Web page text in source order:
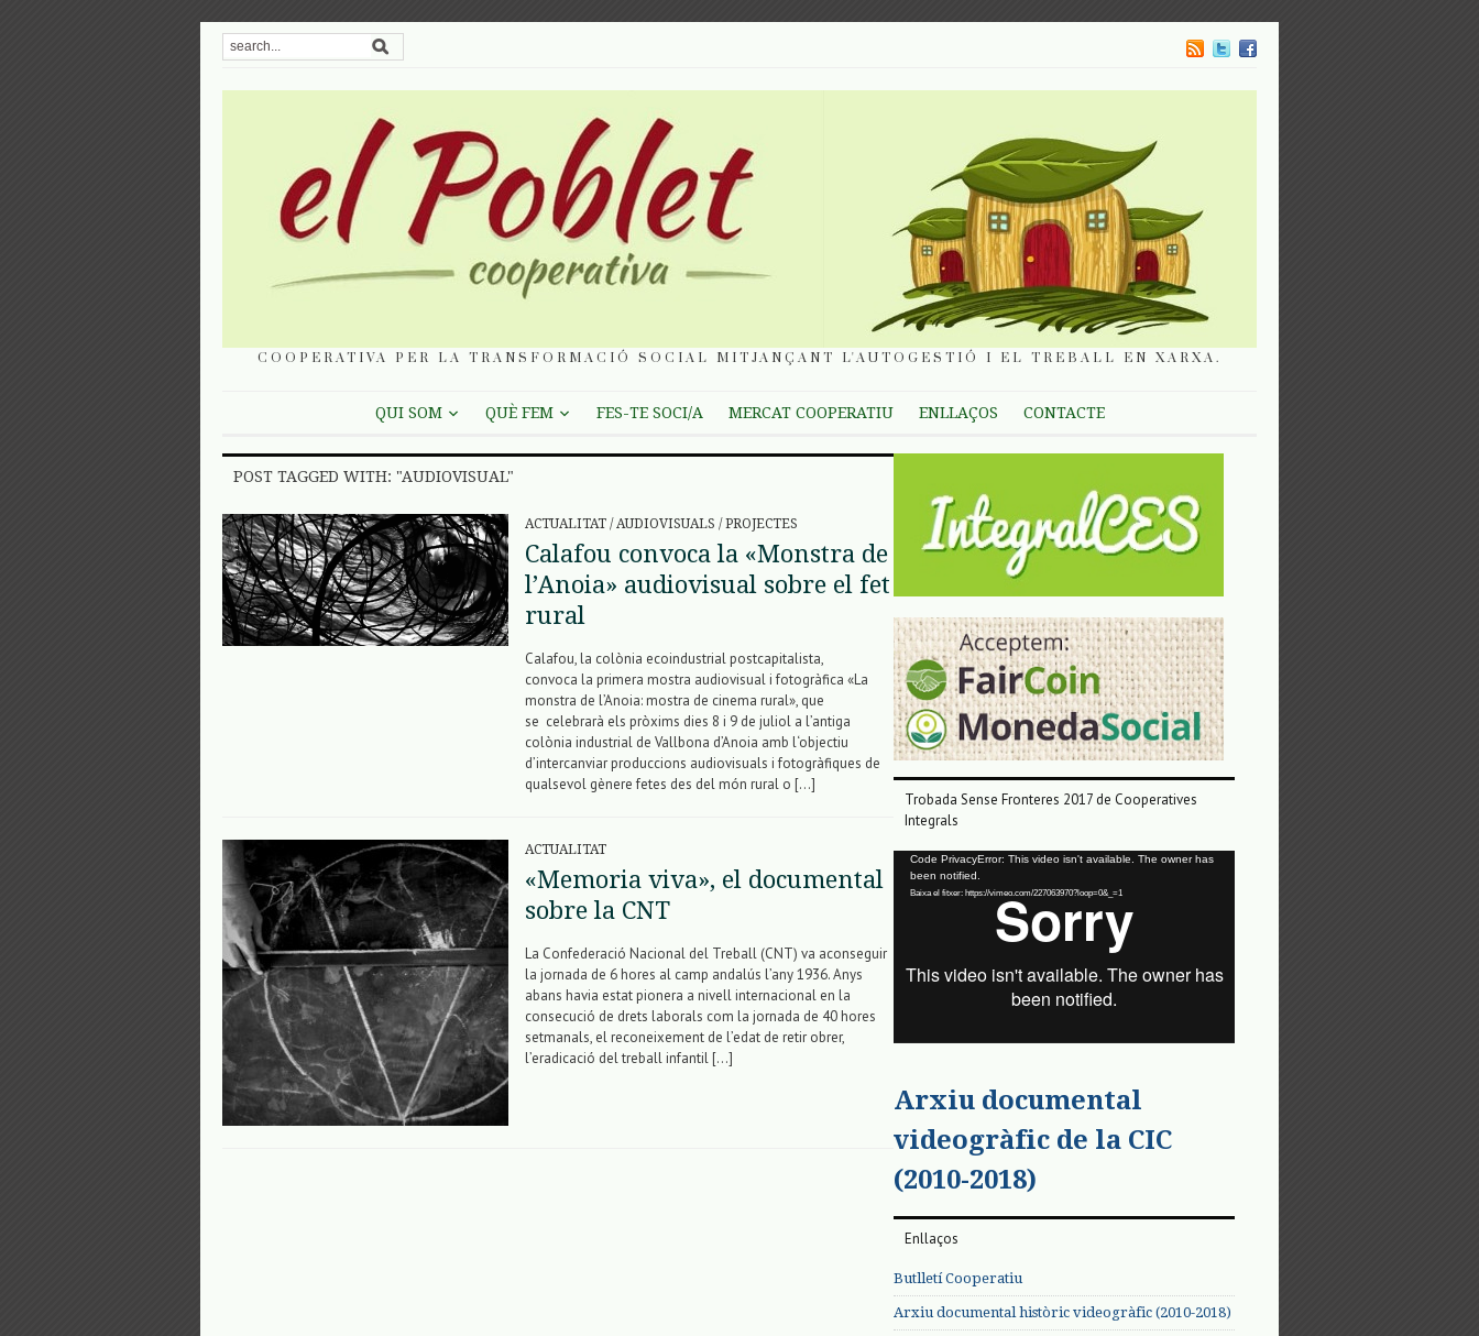
COOPERATIVA PER LA TRANSFORMACIÓ SOCIAL MITJANÇANT L'AUTOGESTIÓ I EL TREBALL EN XARXA.
QUI SOM QUÈ FEM FES-TE SOCI/A MERCAT COOPERATIU ENLLAÇOS CONTACTE
POST TAGGED WITH: "AUDIOVISUAL"
ACTUALITAT / AUDIOVISUALS / PROJECTES
Calafou convoca la «Monstra de
l’Anoia» audiovisual sobre el fet
rural
Calafou, la colònia ecoindustrial postcapitalista,
convoca la primera mostra audiovisual i fotogràfica «La
monstra de l’Anoia: mostra de cinema rural», que
se celebrarà els pròxims dies 8 i 9 de juliol a l’antiga
colònia industrial de Vallbona d’Anoia amb l‘objectiu
d’intercanviar produccions audiovisuals i fotogràfiques de
qualsevol gènere fetes des del món rural o […]
ACTUALITAT
«Memoria viva», el documental
sobre la CNT
La Confederació Nacional del Treball (CNT) va aconseguir
la jornada de 6 hores al camp andalús l’any 1936. Anys
abans havia estat pionera a nivell internacional en la
consecució de drets laborals com la jornada de 40 hores
setmanals, el reconeixement de l’edat de retir obrer,
l’eradicació del treball infantil […]
Trobada Sense Fronteres 2017 de Cooperatives
Integrals
Reproductor
vídeo
Code PrivacyError: This video isn't available. The owner has
been notified.
Baixa el fitxer: https://vimeo.com/227063970?loop=0&_=1
Arxiu documental
videogràfic de la CIC
(2010-2018)
Enllaços
Butlletí Cooperatiu
Arxiu documental històric videogràfic (2010-2018)